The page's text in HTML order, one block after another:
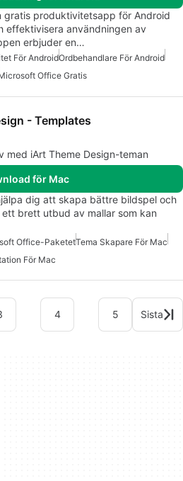
gratis produktivitetsapp för Android
effektivisera användningen av
erbjuder en…
För AndroidOrdbehandlare För Android
Office Gratis
- Templates
med iArt Theme Design-teman
för Mac
dig att skapa bättre bildspel och
brett utbud av mallar som kan
Office-PaketetTema Skapare För Mac
För Mac
4 5 Sista